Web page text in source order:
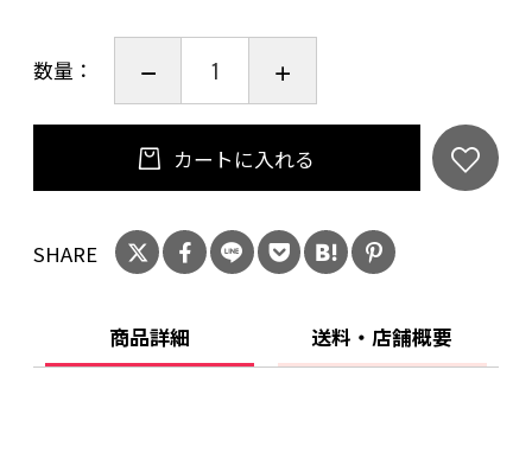
数量：
カートに入れる
SHARE
商品詳細 送料・店舗概要